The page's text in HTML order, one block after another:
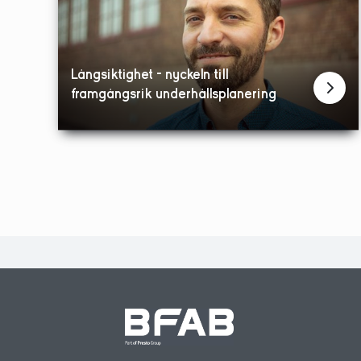
Långsiktighet – nyckeln till
framgångsrik underhållsplanering